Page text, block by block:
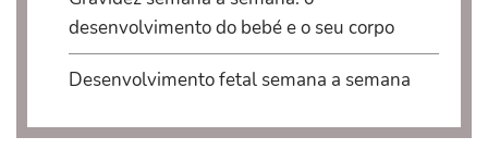
desenvolvimento do bebé e o seu corpo
Desenvolvimento fetal semana a semana